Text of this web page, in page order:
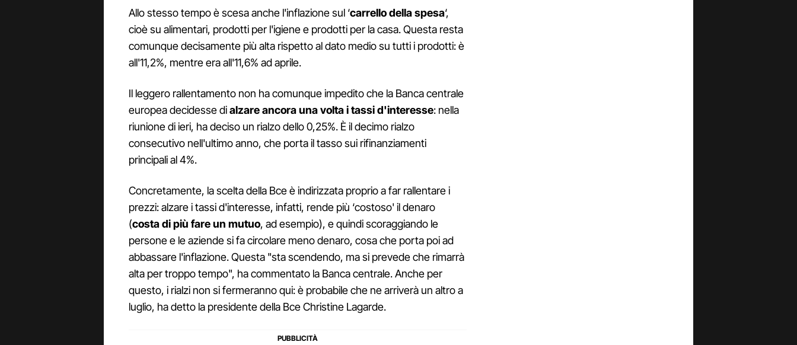
Allo stesso tempo è scesa anche l'inflazione sul ‘carrello della spesa‘,
cioè su alimentari, prodotti per l'igiene e prodotti per la casa. Questa resta
comunque decisamente più alta rispetto al dato medio su tutti i prodotti: è
all'11,2%, mentre era all'11,6% ad aprile.
Il leggero rallentamento non ha comunque impedito che la Banca centrale
europea decidesse dialzare ancora una volta i tassi d'interesse: nella
riunione di ieri, ha deciso un rialzo dello 0,25%. È il decimo rialzo
consecutivo nell'ultimo anno, che porta il tasso sui rifinanziamenti
principali al 4%.
Concretamente, la scelta della Bce è indirizzata proprio a far rallentare i
prezzi: alzare i tassi d'interesse, infatti, rende più ‘costoso' il denaro
(costa di più fare un mutuo, ad esempio), e quindi scoraggiando le
persone e le aziende si fa circolare meno denaro, cosa che porta poi ad
abbassare l'inflazione. Questa "sta scendendo, ma si prevede che rimarrà
alta per troppo tempo", ha commentato la Banca centrale. Anche per
questo, i rialzi non si fermeranno qui: è probabile che ne arriverà un altro a
luglio, ha detto la presidente della Bce Christine Lagarde.